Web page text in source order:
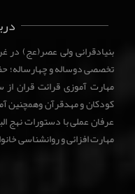
بنیادقرانی ولی عصر(عج) در
تخصصی دوساله و چهارساله؛
مهارت آموزی قرائت قران
کودکان و مهدقرآن وهمچنین
عرفان عملی با دستورات نهج
مهارت افزائی و روانشناسی